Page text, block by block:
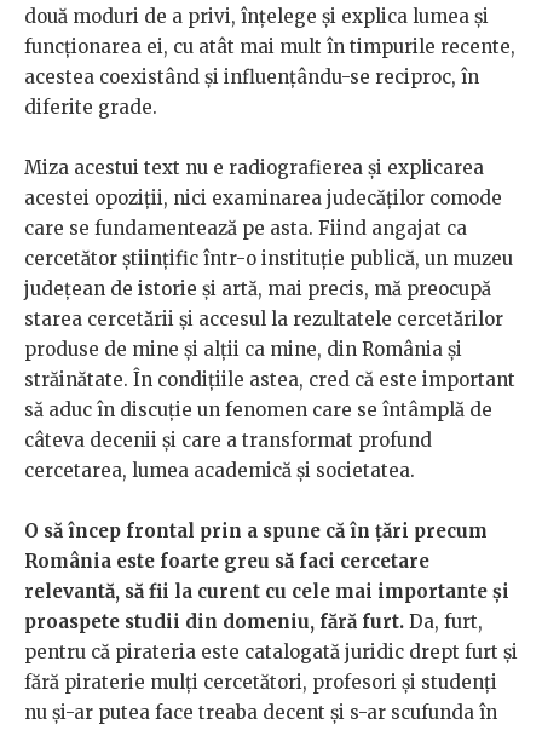
două moduri de a privi, înțelege și explica lumea și
funcționarea ei, cu atât mai mult în timpurile recente,
acestea coexistând și influențându-se reciproc, în
diferite grade.
Miza acestui text nu e radiografierea și explicarea
acestei opoziții, nici examinarea judecăților comode
care se fundamentează pe asta. Fiind angajat ca
cercetător științific într-o instituție publică, un muzeu
județean de istorie și artă, mai precis, mă preocupă
starea cercetării și accesul la rezultatele cercetărilor
produse de mine și alții ca mine, din România și
străinătate. În condițiile astea, cred că este important
să aduc în discuție un fenomen care se întâmplă de
câteva decenii și care a transformat profund
cercetarea, lumea academică și societatea.
O să încep frontal prin a spune că în țări precum
România este foarte greu să faci cercetare
relevantă, să fii la curent cu cele mai importante și
proaspete studii din domeniu, fără furt. Da, furt,
pentru că pirateria este catalogată juridic drept furt și
fără piraterie mulți cercetători, profesori și studenți
nu și-ar putea face treaba decent și s-ar scufunda în